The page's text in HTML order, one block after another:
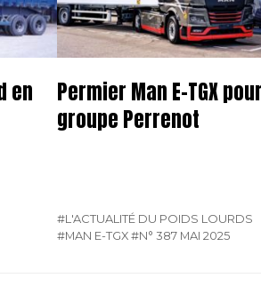
en
Permier Man E-TGX
groupe Perrenot
#L'ACTUALITÉ DU POIDS LOURDS
#MAN E-TGX #N° 387 MAI 2025